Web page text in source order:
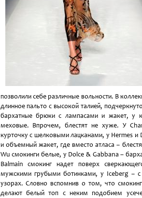
позволили себе различные вольности. В
длинное пальто с высокой талией,
бархатные брюки с лампасами и жакет, у
меховые. Впрочем, блестят не хуже. У
курточку с шелковыми лацканами, у Hermes
и объемный жакет, где вместо атласа –
Wu смокинги белые, у Dolce & Gabbana –
Balmain смокинг надет поверх
мужскими грубыми ботинками, у Iceberg –
узорах. Словно вспомнив о том, что
делают белый топ с неким подобием